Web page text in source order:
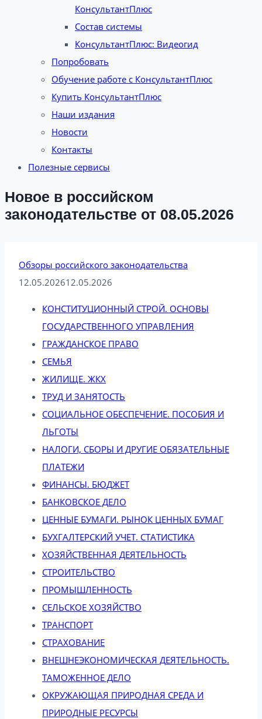
КонсультантПлюс
Состав системы
КонсультантПлюс: Видеогид
Попробовать
Обучение работе с КонсультантПлюс
Купить КонсультантПлюс
Наши издания
Новости
Контакты
Полезные сервисы
Новое в российском
законодательстве от 08.05.2026
Обзоры российского законодательства
12.05.202612.05.2026
КОНСТИТУЦИОННЫЙ СТРОЙ. ОСНОВЫ
ГОСУДАРСТВЕННОГО УПРАВЛЕНИЯ
ГРАЖДАНСКОЕ ПРАВО
СЕМЬЯ
ЖИЛИЩЕ. ЖКХ
ТРУД И ЗАНЯТОСТЬ
СОЦИАЛЬНОЕ ОБЕСПЕЧЕНИЕ. ПОСОБИЯ И
ЛЬГОТЫ
НАЛОГИ, СБОРЫ И ДРУГИЕ ОБЯЗАТЕЛЬНЫЕ
ПЛАТЕЖИ
ФИНАНСЫ. БЮДЖЕТ
БАНКОВСКОЕ ДЕЛО
ЦЕННЫЕ БУМАГИ. РЫНОК ЦЕННЫХ БУМАГ
БУХГАЛТЕРСКИЙ УЧЕТ. СТАТИСТИКА
ХОЗЯЙСТВЕННАЯ ДЕЯТЕЛЬНОСТЬ
СТРОИТЕЛЬСТВО
ПРОМЫШЛЕННОСТЬ
СЕЛЬСКОЕ ХОЗЯЙСТВО
ТРАНСПОРТ
СТРАХОВАНИЕ
ВНЕШНЕЭКОНОМИЧЕСКАЯ ДЕЯТЕЛЬНОСТЬ.
ТАМОЖЕННОЕ ДЕЛО
ОКРУЖАЮЩАЯ ПРИРОДНАЯ СРЕДА И
ПРИРОДНЫЕ РЕСУРСЫ